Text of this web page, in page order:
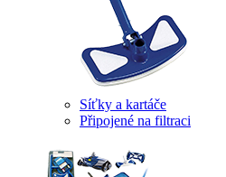
Síťky a kartáče
Připojené na filtraci